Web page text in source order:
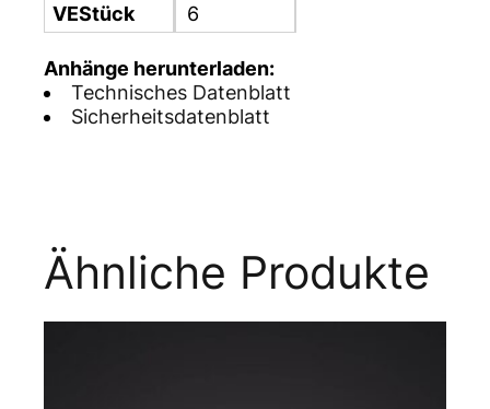
VEStück
6
Anhänge herunterladen:
Technisches Datenblatt
Sicherheitsdatenblatt
Ähnliche Produkte